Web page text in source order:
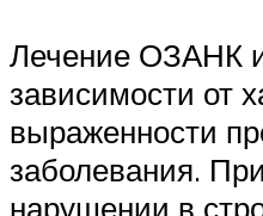
Лечение ОЗАНК
зависимости от
выраженности
заболевания.
нарушении в